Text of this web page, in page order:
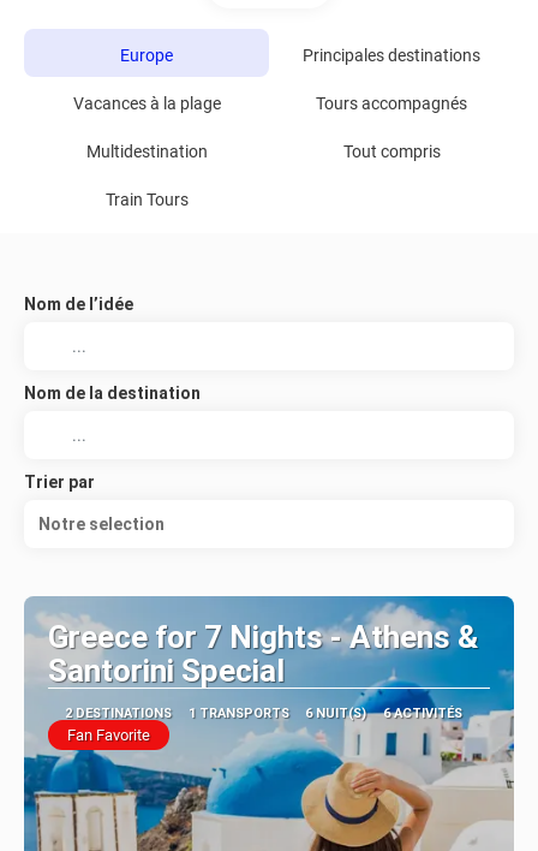
Europe Principales destinations
Vacances à la plage Tours accompagnés
Multidestination Tout compris
Train Tours
Nom de l’idée
Nom de la destination
Trier par
Notre selection
Greece for 7 Nights - Athens &
Santorini Special
2 DESTINATIONS 1 TRANSPORTS 6 NUIT(S) 6 ACTIVITÉS
Fan Favorite